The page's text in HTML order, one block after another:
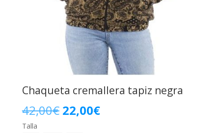
Chaqueta cremallera tapiz negra
42,00€ El
precio
22,00€El
Talla